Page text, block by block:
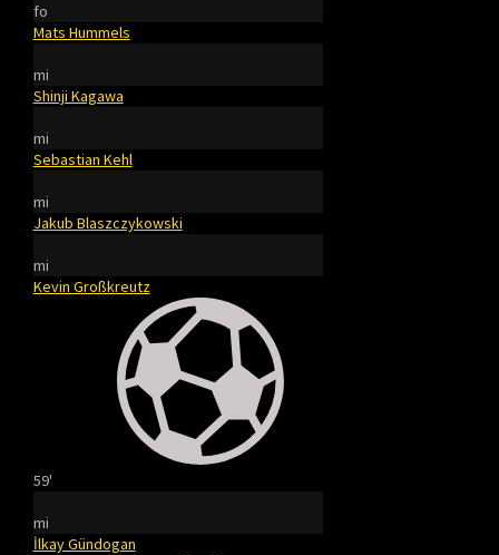
fo
Mats Hummels
mi
Shinji Kagawa
mi
Sebastian Kehl
mi
Jakub Blaszczykowski
mi
Kevin Großkreutz
59'
mi
İlkay Gündogan